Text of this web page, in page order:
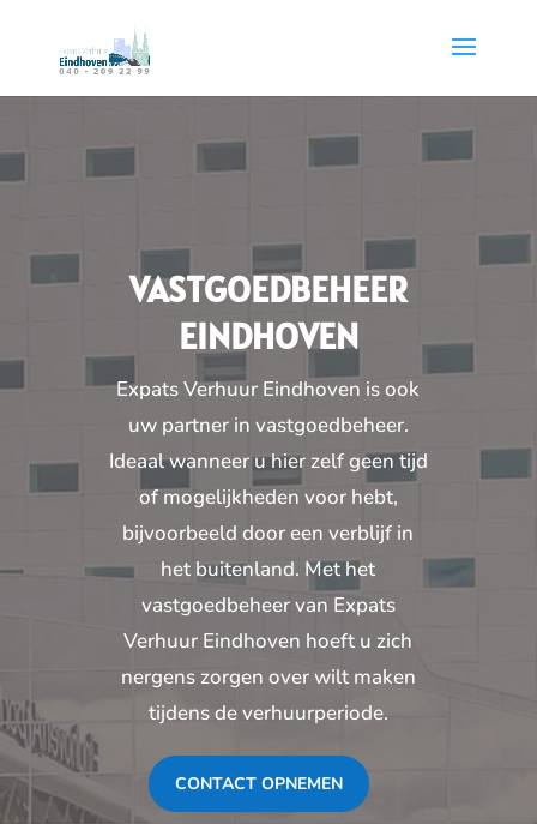
VASTGOEDBEHEER
EINDHOVEN
Expats Verhuur Eindhoven is ook
uw partner in vastgoedbeheer.
Ideaal wanneer u hier zelf geen tijd
of mogelijkheden voor hebt,
bijvoorbeeld door een verblijf in
het buitenland. Met het
vastgoedbeheer van Expats
Verhuur Eindhoven hoeft u zich
nergens zorgen over wilt maken
tijdens de verhuurperiode.
CONTACT OPNEMEN